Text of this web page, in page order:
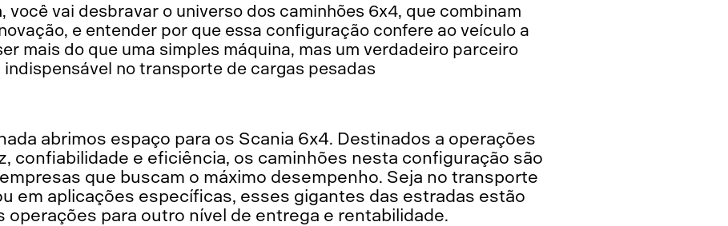
você vai desbravar o universo dos caminhões 6x4, que combinam
e entender por que essa configuração confere ao veículo a
mais do que uma simples máquina, mas um verdadeiro parceiro
indispensável no transporte de cargas pesadas
abrimos espaço para os Scania 6x4. Destinados a operações
confiabilidade e eficiência, os caminhões nesta configuração são
que buscam o máximo desempenho. Seja no transporte
em aplicações específicas, esses gigantes das estradas estão
operações para outro nível de entrega e rentabilidade.